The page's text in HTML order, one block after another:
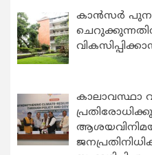
കാന്‍സര്‍
കാലാവസ്ഥാ